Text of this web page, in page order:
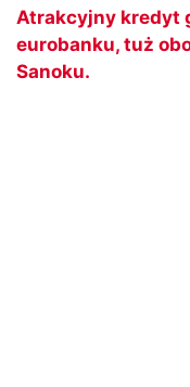
Atrakcyjny kredyt
eurobanku, tuż
Sanoku.